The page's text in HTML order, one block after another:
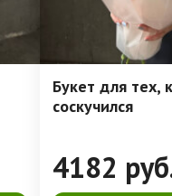
Букет для тех,
соскучился
4182